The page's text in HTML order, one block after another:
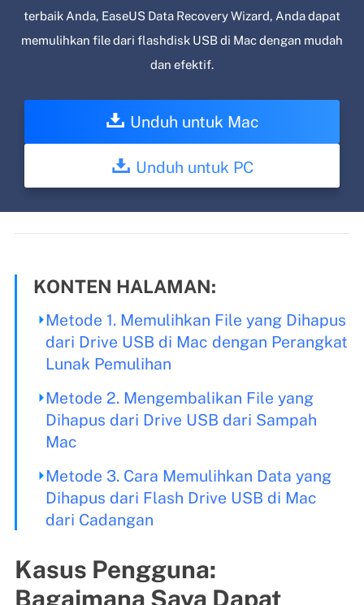
terbaik Anda, EaseUS Data Recovery Wizard, Anda dapat
memulihkan file dari flashdisk USB di Mac dengan mudah
dan efektif.
Unduh untuk Mac
Unduh untuk PC
KONTEN HALAMAN:
Metode 1. Memulihkan File yang Dihapus
dari Drive USB di Mac dengan Perangkat
Lunak Pemulihan
Metode 2. Mengembalikan File yang
Dihapus dari Drive USB dari Sampah
Mac
Metode 3. Cara Memulihkan Data yang
Dihapus dari Flash Drive USB di Mac
dari Cadangan
Kasus Pengguna:
Bagaimana Saya Dapat